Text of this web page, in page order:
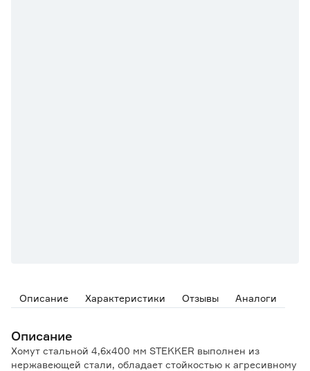
Описание Характеристики Отзывы Аналоги
Описание
Хомут стальной 4,6х400 мм STEKKER выполнен из
нержавеющей стали, обладает стойкостью к агресивному